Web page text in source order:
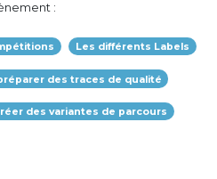
:
Les différents Labels
des traces de qualité
des variantes de parcours